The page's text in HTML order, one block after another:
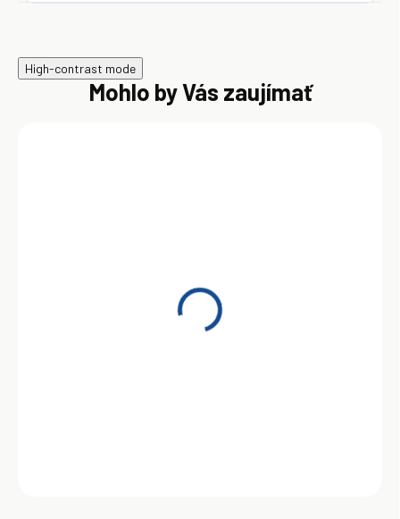
High-contrast mode
Mohlo by Vás zaujímať
Motorový olej STIHL HP